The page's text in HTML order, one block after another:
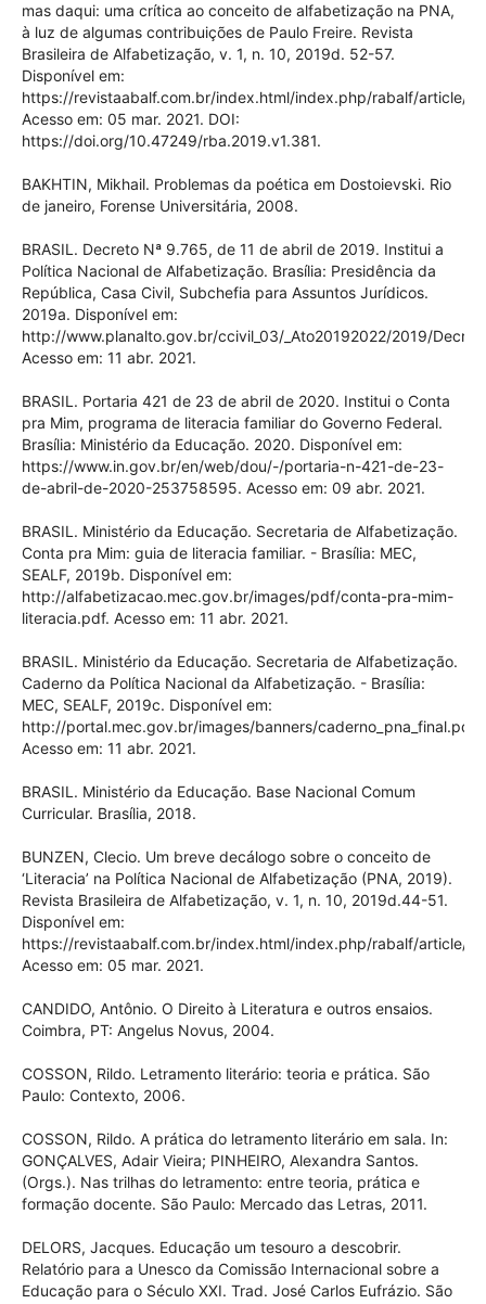
mas daqui: uma crítica ao conceito de alfabetização na PNA,
à luz de algumas contribuições de Paulo Freire. Revista
Brasileira de Alfabetização, v. 1, n. 10, 2019d. 52-57.
Disponível em:
https://revistaabalf.com.br/index.html/index.php/rabalf/article/
Acesso em: 05 mar. 2021. DOI:
https://doi.org/10.47249/rba.2019.v1.381.
BAKHTIN, Mikhail. Problemas da poética em Dostoievski. Rio
de janeiro, Forense Universitária, 2008.
BRASIL. Decreto Nª 9.765, de 11 de abril de 2019. Institui a
Política Nacional de Alfabetização. Brasília: Presidência da
República, Casa Civil, Subchefia para Assuntos Jurídicos.
2019a. Disponível em:
http://www.planalto.gov.br/ccivil_03/_Ato20192022/2019/
Acesso em: 11 abr. 2021.
BRASIL. Portaria 421 de 23 de abril de 2020. Institui o Conta
pra Mim, programa de literacia familiar do Governo Federal.
Brasília: Ministério da Educação. 2020. Disponível em:
https://www.in.gov.br/en/web/dou/-/portaria-n-421-de-23-
de-abril-de-2020-253758595. Acesso em: 09 abr. 2021.
BRASIL. Ministério da Educação. Secretaria de Alfabetização.
Conta pra Mim: guia de literacia familiar. - Brasília: MEC,
SEALF, 2019b. Disponível em:
http://alfabetizacao.mec.gov.br/images/pdf/conta-pra-mim-
literacia.pdf. Acesso em: 11 abr. 2021.
BRASIL. Ministério da Educação. Secretaria de Alfabetização.
Caderno da Política Nacional da Alfabetização. - Brasília:
MEC, SEALF, 2019c. Disponível em:
http://portal.mec.gov.br/images/banners/caderno_pna_final.pdf.
Acesso em: 11 abr. 2021.
BRASIL. Ministério da Educação. Base Nacional Comum
Curricular. Brasília, 2018.
BUNZEN, Clecio. Um breve decálogo sobre o conceito de
‘Literacia’ na Política Nacional de Alfabetização (PNA, 2019).
Revista Brasileira de Alfabetização, v. 1, n. 10, 2019d.44-51.
Disponível em:
https://revistaabalf.com.br/index.html/index.php/rabalf/article/
Acesso em: 05 mar. 2021.
CANDIDO, Antônio. O Direito à Literatura e outros ensaios.
Coimbra, PT: Angelus Novus, 2004.
COSSON, Rildo. Letramento literário: teoria e prática. São
Paulo: Contexto, 2006.
COSSON, Rildo. A prática do letramento literário em sala. In:
GONÇALVES, Adair Vieira; PINHEIRO, Alexandra Santos.
(Orgs.). Nas trilhas do letramento: entre teoria, prática e
formação docente. São Paulo: Mercado das Letras, 2011.
DELORS, Jacques. Educação um tesouro a descobrir.
Relatório para a Unesco da Comissão Internacional sobre a
Educação para o Século XXI. Trad. José Carlos Eufrázio. São